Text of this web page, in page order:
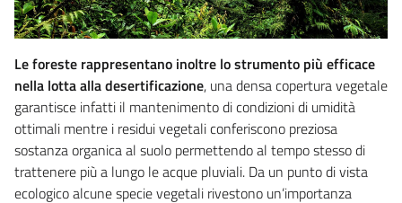
Le foreste rappresentano inoltre lo strumento più efficace
nella lotta alla desertificazione, una densa copertura vegetale
garantisce infatti il mantenimento di condizioni di umidità
ottimali mentre i residui vegetali conferiscono preziosa
sostanza organica al suolo permettendo al tempo stesso di
trattenere più a lungo le acque pluviali. Da un punto di vista
ecologico alcune specie vegetali rivestono un’importanza